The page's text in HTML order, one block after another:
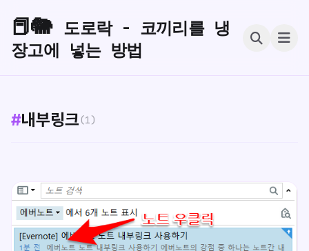
📕🐘 도로락 - 코끼리를 냉
장고에 넣는 방법
#내부링크 (1)